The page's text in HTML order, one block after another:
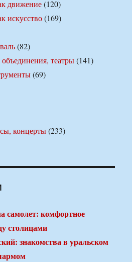
движение(120)
искусство(169)
(82)
театры(141)
(69)
концерты(233)
самолет: комфортное
столицами
знакомства в уральском